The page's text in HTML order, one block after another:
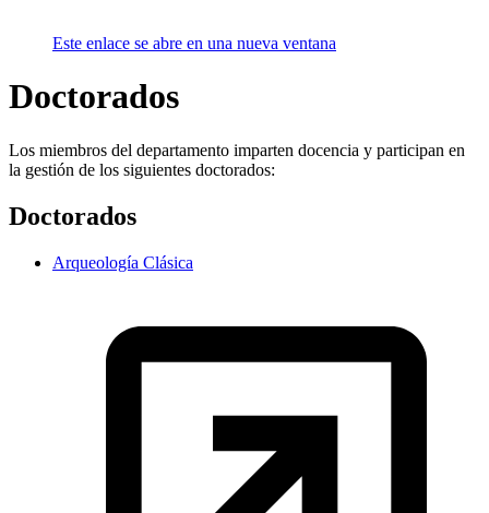
Este enlace se abre en una nueva ventana
Doctorados
Los miembros del departamento imparten docencia y participan en
la gestión de los siguientes doctorados:
Doctorados
Arqueología Clásica